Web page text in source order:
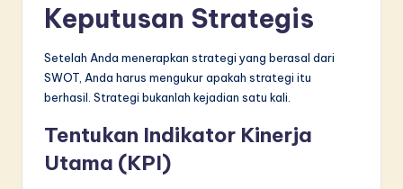
Keputusan Strategis
Setelah Anda menerapkan strategi yang berasal dari
SWOT, Anda harus mengukur apakah strategi itu
berhasil. Strategi bukanlah kejadian satu kali.
Tentukan Indikator Kinerja
Utama (KPI)